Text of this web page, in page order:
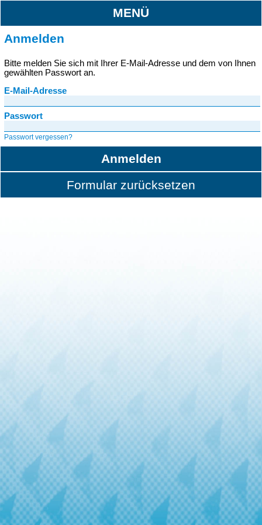
MENÜ
Anmelden
Bitte melden Sie sich mit Ihrer E-Mail-Adresse und dem von Ihnen
gewählten Passwort an.
E-Mail-Adresse
Passwort
Passwort vergessen?
Anmelden
Formular zurücksetzen